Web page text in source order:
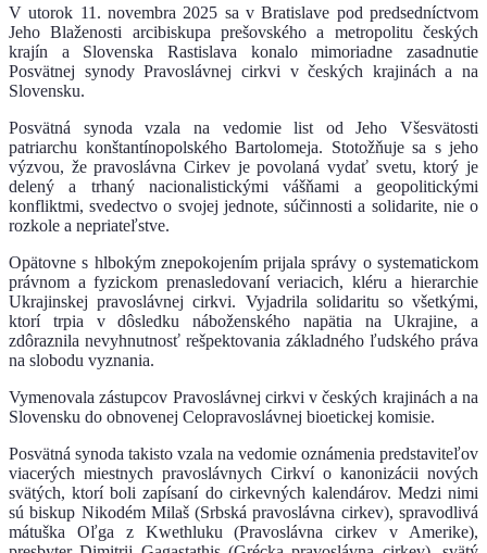
V utorok 11. novembra 2025 sa v Bratislave pod predsedníctvom
Jeho Blaženosti arcibiskupa prešovského a metropolitu českých
krajín a Slovenska Rastislava konalo mimoriadne zasadnutie
Posvätnej synody Pravoslávnej cirkvi v českých krajinách a na
Slovensku.
Posvätná synoda vzala na vedomie list od Jeho Všesvätosti
patriarchu konštantínopolského Bartolomeja. Stotožňuje sa s jeho
výzvou, že pravoslávna Cirkev je povolaná vydať svetu, ktorý je
delený a trhaný nacionalistickými vášňami a geopolitickými
konfliktmi, svedectvo o svojej jednote, súčinnosti a solidarite, nie o
rozkole a nepriateľstve.
Opätovne s hlbokým znepokojením prijala správy o systematickom
právnom a fyzickom prenasledovaní veriacich, kléru a hierarchie
Ukrajinskej pravoslávnej cirkvi. Vyjadrila solidaritu so všetkými,
ktorí trpia v dôsledku náboženského napätia na Ukrajine, a
zdôraznila nevyhnutnosť rešpektovania základného ľudského práva
na slobodu vyznania.
Vymenovala zástupcov Pravoslávnej cirkvi v českých krajinách a na
Slovensku do obnovenej Celopravoslávnej bioetickej komisie.
Posvätná synoda takisto vzala na vedomie oznámenia predstaviteľov
viacerých miestnych pravoslávnych Cirkví o kanonizácii nových
svätých, ktorí boli zapísaní do cirkevných kalendárov. Medzi nimi
sú biskup Nikodém Milaš (Srbská pravoslávna cirkev), spravodlivá
mátuška Oľga z Kwethluku (Pravoslávna cirkev v Amerike),